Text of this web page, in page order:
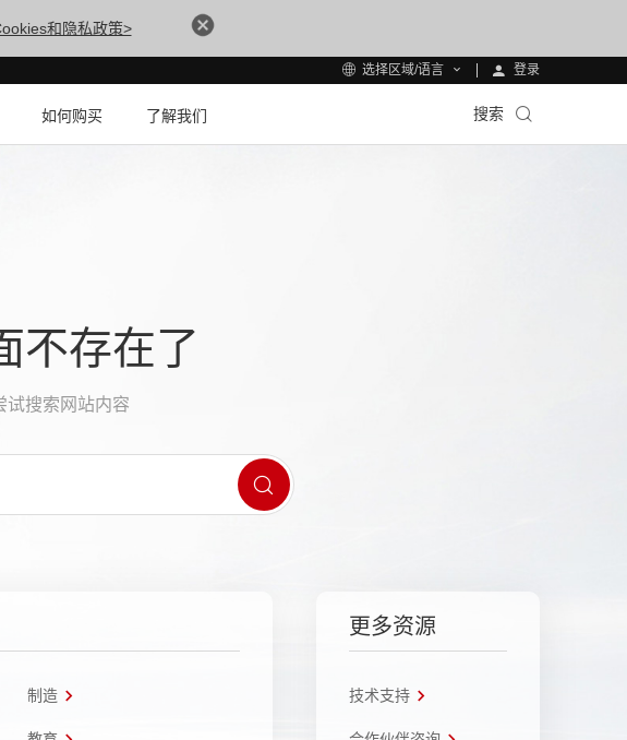
和隐私政策>
选择区域/语言 登录
如何购买 了解我们 搜索
不存在了
试搜索网站内容
制造
更多资源
技术支持